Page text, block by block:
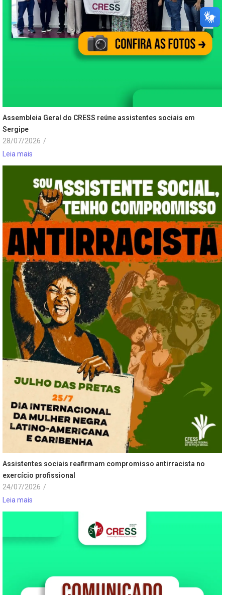
Assembleia Geral do CRESS reúne assistentes sociais em
Sergipe
28/07/2026 /
Leia mais
Assistentes sociais reafirmam compromisso antirracista no
exercício profissional
24/07/2026 /
Leia mais